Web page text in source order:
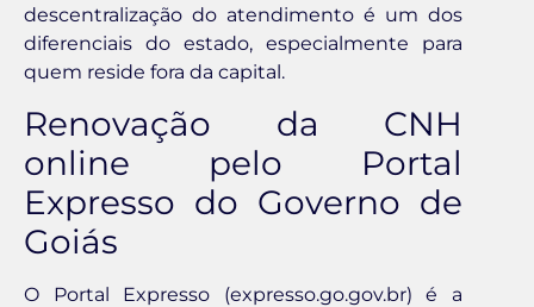
descentralização do atendimento é um dos
diferenciais do estado, especialmente para
quem reside fora da capital.
Renovação da CNH
online pelo Portal
Expresso do Governo de
Goiás
O Portal Expresso (expresso.go.gov.br) é a